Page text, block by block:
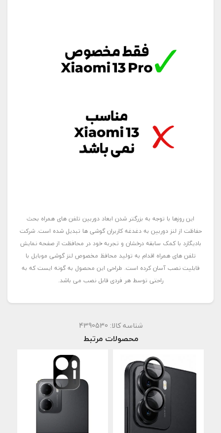
این روزها با توجه به بزرگتر شدن ابعاد دوربین تلفن های همراه بحث
حفاظت از لنز دوربین به دغدغه کاربران گوشی ها تبدیل شده است. شرکت
بادیگارد با کمک سابقه درخشان و تجربه خود در محافظت از صفحه نمایش
تلفن های همراه اقدام به تولید محافظ مخصوص لنز گوشی موبایل با
قابلیت نصب آسان کرده است. طراحی این محصول به گونه ایست که به
راحتی توسط هر فردی قابل نصب می باشد.
شناسه کالا: 4390530
محصولات مرتبط